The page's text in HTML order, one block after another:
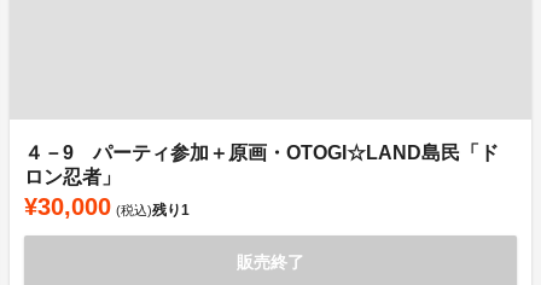
４－9 パーティ参加＋原画・OTOGI☆LAND島民「ド
ロン忍者」
¥30,000 (税込)残り1
販売終了